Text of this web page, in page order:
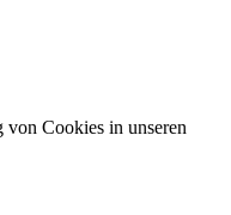
von Cookies in unseren